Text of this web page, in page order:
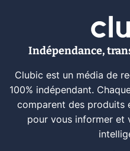
Indépendance,
Clubic est un média de
100% indépendant.
comparent des produits
pour vous informer et